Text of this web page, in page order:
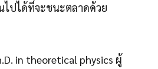
ไปได้ที่จะชนะตลาดด้วย
in theoretical physics ผู้